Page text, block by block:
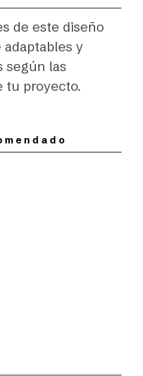
de este diseño
y
según las
tu proyecto.